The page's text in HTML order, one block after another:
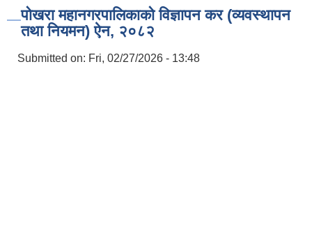
पोखरा महानगरपालिकाको विज्ञापन कर (व्यवस्थापन
तथा नियमन) ऐन, २०८२
Submitted on: Fri, 02/27/2026 - 13:48